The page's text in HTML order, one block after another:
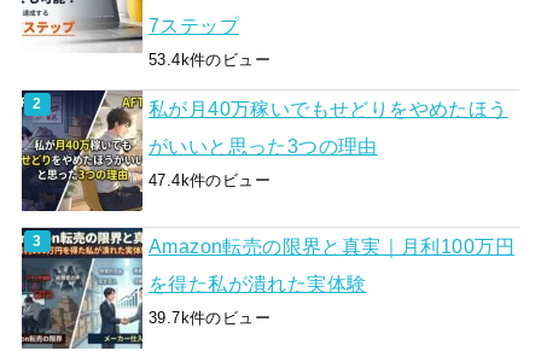
7ステップ
53.4k件のビュー
私が月40万稼いでもせどりをやめたほう
がいいと思った3つの理由
47.4k件のビュー
Amazon転売の限界と真実｜月利100万円
を得た私が潰れた実体験
39.7k件のビュー